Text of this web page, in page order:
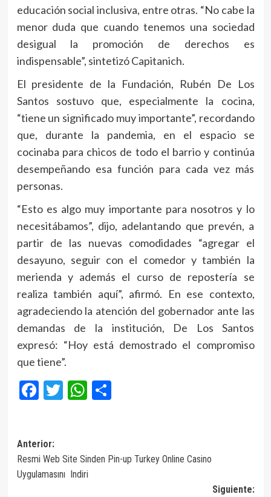
educación social inclusiva, entre otras. “No cabe la
menor duda que cuando tenemos una sociedad
desigual la promoción de derechos es
indispensable”, sintetizó Capitanich.
El presidente de la Fundación, Rubén De Los
Santos sostuvo que, especialmente la cocina,
“tiene un significado muy importante”, recordando
que, durante la pandemia, en el espacio se
cocinaba para chicos de todo el barrio y continúa
desempeñando esa función para cada vez más
personas.
“Esto es algo muy importante para nosotros y lo
necesitábamos”, dijo, adelantando que prevén, a
partir de las nuevas comodidades “agregar el
desayuno, seguir con el comedor y también la
merienda y además el curso de repostería se
realiza también aquí”, afirmó. En ese contexto,
agradeciendo la atención del gobernador ante las
demandas de la institución, De Los Santos
expresó: “Hoy está demostrado el compromiso
que tiene”.
Facebook
Twitter
WhatsApp
Compartir
Navegación
de
entradas
Anterior:
Resmi Web Site Sinden Pin-up Turkey Online Casino
Uygulamasını ️ Indiri
Siguiente: